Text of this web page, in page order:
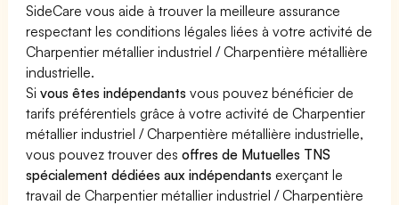
SideCare vous aide à trouver la meilleure assurance
respectant les conditions légales liées à votre activité de
Charpentier métallier industriel / Charpentière métallière
industrielle.
Sivous êtes indépendants vous pouvez bénéficier de
tarifs préférentiels grâce à votre activité de Charpentier
métallier industriel / Charpentière métallière industrielle,
vous pouvez trouver desoffres de Mutuelles TNS
spécialement dédiées aux indépendants exerçant le
travail de Charpentier métallier industriel / Charpentière